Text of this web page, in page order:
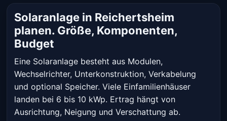
Solaranlage in Reichertsheim
planen. Größe, Komponenten,
Budget
Eine Solaranlage besteht aus Modulen,
Wechselrichter, Unterkonstruktion, Verkabelung
und optional Speicher. Viele Einfamilienhäuser
landen bei 6 bis 10 kWp. Ertrag hängt von
Ausrichtung, Neigung und Verschattung ab.